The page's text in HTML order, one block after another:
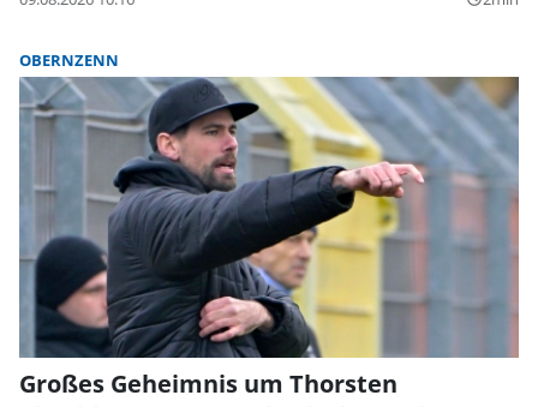
OBERNZENN
Großes Geheimnis um Thorsten